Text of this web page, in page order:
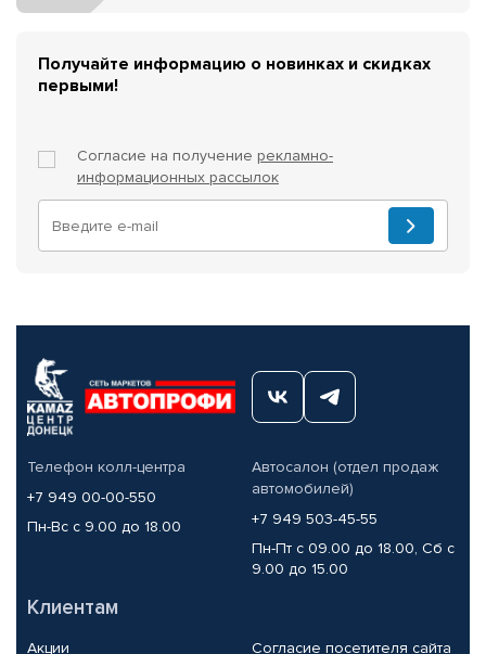
Получайте информацию о новинках и скидках
первыми!
Согласие на получение рекламно-
информационных рассылок
Телефон колл-центра
+7 949 00-00-550
Пн-Вс с 9.00 до 18.00
Автосалон (отдел продаж
автомобилей)
+7 949 503-45-55
Пн-Пт с 09.00 до 18.00, Сб с
9.00 до 15.00
Клиентам
Акции Согласие посетителя сайта